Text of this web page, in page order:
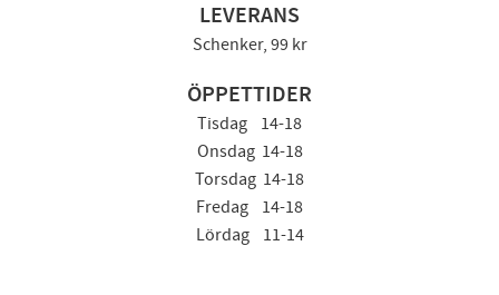
LEVERANS
Schenker, 99 kr
ÖPPETTIDER
Tisdag 14-18
Onsdag 14-18
Torsdag 14-18
Fredag 14-18
Lördag 11-14